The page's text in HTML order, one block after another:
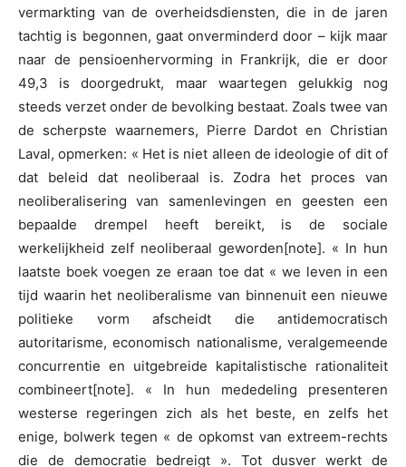
vermarkting van de overheidsdiensten, die in de jaren
tachtig is begonnen, gaat onverminderd door – kijk maar
naar de pensioenhervorming in Frankrijk, die er door
49,3 is doorgedrukt, maar waartegen gelukkig nog
steeds verzet onder de bevolking bestaat. Zoals twee van
de scherpste waarnemers, Pierre Dardot en Christian
Laval, opmerken: « Het is niet alleen de ideologie of dit of
dat beleid dat neoliberaal is. Zodra het proces van
neoliberalisering van samenlevingen en geesten een
bepaalde drempel heeft bereikt, is de sociale
werkelijkheid zelf neoliberaal geworden[note]. « In hun
laatste boek voegen ze eraan toe dat « we leven in een
tijd waarin het neoliberalisme van binnenuit een nieuwe
politieke vorm afscheidt die antidemocratisch
autoritarisme, economisch nationalisme, veralgemeende
concurrentie en uitgebreide kapitalistische rationaliteit
combineert[note]. « In hun mededeling presenteren
westerse regeringen zich als het beste, en zelfs het
enige, bolwerk tegen « de opkomst van extreem-rechts
die de democratie bedreigt ». Tot dusver werkt de